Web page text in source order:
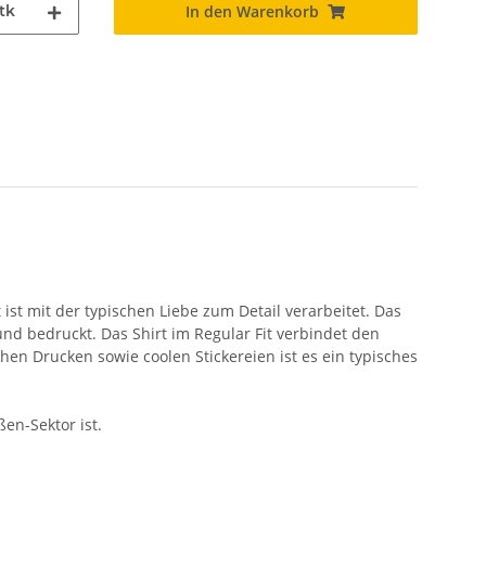
In den Warenkorb
mit der typischen Liebe zum Detail verarbeitet. Das
bedruckt. Das Shirt im Regular Fit verbindet den
Drucken sowie coolen Stickereien ist es ein typisches
Sektor ist.